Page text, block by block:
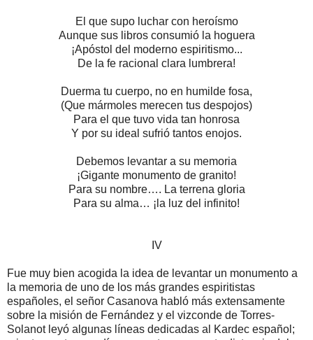
El que supo luchar con heroísmo
Aunque sus libros consumió la hoguera
¡Apóstol del moderno espiritismo...
De la fe racional clara lumbrera!
Duerma tu cuerpo, no en humilde fosa,
(Que mármoles merecen tus despojos)
Para el que tuvo vida tan honrosa
Y por su ideal sufrió tantos enojos.
Debemos levantar a su memoria
¡Gigante monumento de granito!
Para su nombre…. La terrena gloria
Para su alma… ¡la luz del infinito!
IV
Fue muy bien acogida la idea de levantar un monumento a
la memoria de uno de los más grandes espiritistas
españoles, el señor Casanova habló más extensamente
sobre la misión de Fernández y el vizconde de Torres-
Solanot leyó algunas líneas dedicadas al Kardec español;